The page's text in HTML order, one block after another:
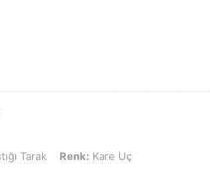
Tarak, Renk: Kare Uç
Tarak Renk: Kare Uç